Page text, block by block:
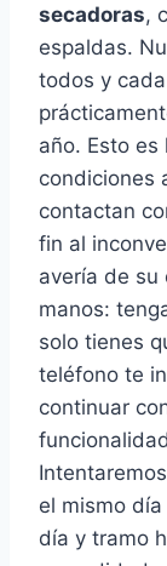
secadoras,
espaldas.
todos y
año. Esto
condiciones
contactan
fin al
avería de su
manos:
solo tienes
teléfono te
continuar
el mismo
día y tramo